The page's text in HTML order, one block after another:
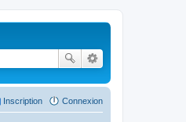
Connexion
Inscription